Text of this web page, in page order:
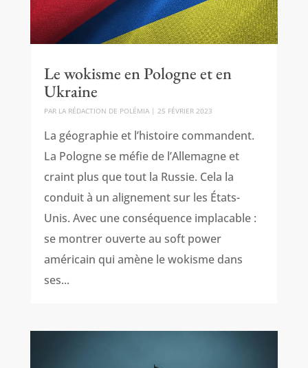
Le wokisme en Pologne et en
Ukraine
PAR LA RÉDACTION DE POLÉMIA| 25 FÉVRIER 2023
La géographie et l’histoire commandent.
La Pologne se méfie de l’Allemagne et
craint plus que tout la Russie. Cela la
conduit à un alignement sur les États-
Unis. Avec une conséquence implacable :
se montrer ouverte au soft power
américain qui amène le wokisme dans
ses...